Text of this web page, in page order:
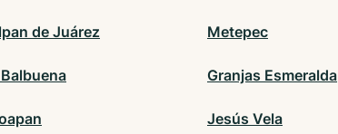
de Juárez Metepec
Granjas Esmeralda
Jesús Vela